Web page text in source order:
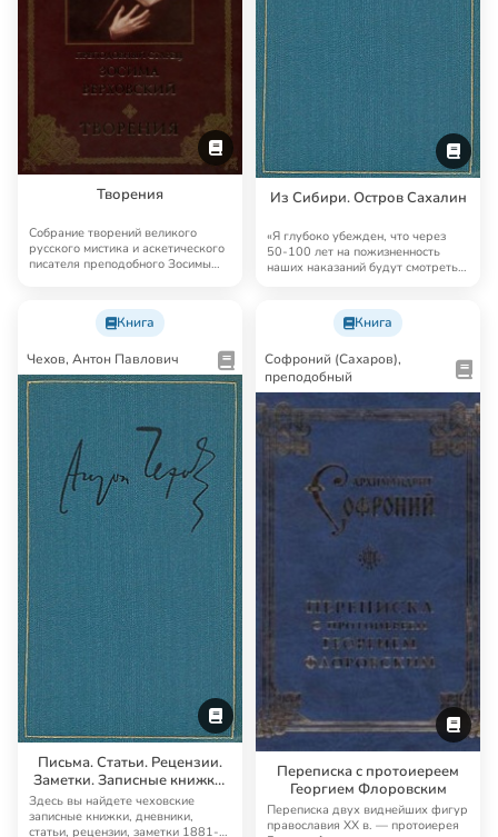
Творения
Собрание творений великого
русского мистика и аскетического
писателя преподобного Зосимы
Из Сибири. Остров Сахалин
«Я глубоко убежден, что через
50-100 лет на пожизненность
наших наказаний будут смотреть с
Книга
Чехов, Антон Павлович
Письма. Статьи. Рецензии.
Заметки. Записные книжки.
Дневники
Здесь вы найдете чеховские
записные книжки, дневники,
статьи, рецензии, заметки 1881-
Книга
Софроний (Сахаров),
преподобный
Переписка с протоиереем
Георгием Флоровским
Переписка двух виднейших фигур
православия XX в. — протоиерея